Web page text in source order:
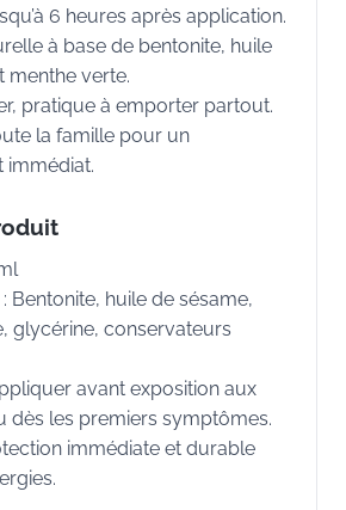
6 heures après application.
à base de bentonite, huile
menthe verte.
pratique à emporter partout.
la famille pour un
immédiat.
Bentonite, huile de sésame,
glycérine, conservateurs
avant exposition aux
dès les premiers symptômes.
immédiate et durable